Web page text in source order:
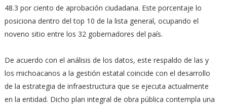
48.3 por ciento de aprobación ciudadana. Este porcentaje lo
posiciona dentro del top 10 de la lista general, ocupando el
noveno sitio entre los 32 gobernadores del país.
De acuerdo con el análisis de los datos, este respaldo de las y
los michoacanos a la gestión estatal coincide con el desarrollo
de la estrategia de infraestructura que se ejecuta actualmente
en la entidad. Dicho plan integral de obra pública contempla una